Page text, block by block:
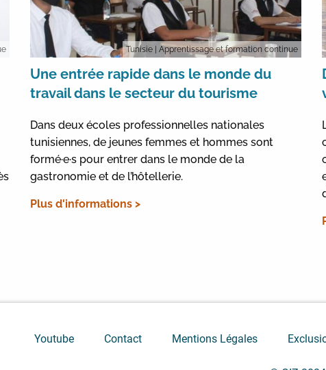
Tunisie | Apprentissage et formation continue
Une entrée rapide dans le monde du
travail dans le secteur du tourisme
Dans deux écoles professionnelles nationales
tunisiennes, de jeunes femmes et hommes sont
formé·e·s pour entrer dans le monde de la
gastronomie et de l’hôtellerie.
Plus d'informations >
Youtube Contact Mentions Légales